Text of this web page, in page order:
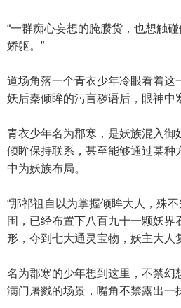
“一群痴心妄想的腌臜货，也想触
娇躯。”
道场角落一个青衣少年冷眼看着这
妖后秦倾眸的污言秽语后，眼神中
青衣少年名为郡寒，是妖族混入御
倾眸保持联系，甚至能够通过某种
中为妖族布局。
“那祁祖自以为掌握倾眸大人，殊
围，已经布置下八百九十一颗妖界
形，夺到七大通灵宝物，妖主大人
名为郡寒的少年想到这里，不禁幻
满门屠戮的场景，嘴角不禁露出一